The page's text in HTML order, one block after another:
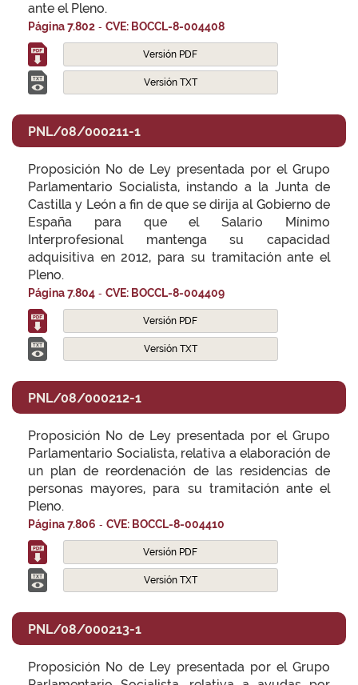
ante el Pleno.
Página 7.802 - CVE: BOCCL-8-004408
Versión PDF
Versión TXT
PNL/08/000211-1
Proposición No de Ley presentada por el Grupo
Parlamentario Socialista, instando a la Junta de
Castilla y León a fin de que se dirija al Gobierno de
España para que el Salario Mínimo
Interprofesional mantenga su capacidad
adquisitiva en 2012, para su tramitación ante el
Pleno.
Página 7.804 - CVE: BOCCL-8-004409
Versión PDF
Versión TXT
PNL/08/000212-1
Proposición No de Ley presentada por el Grupo
Parlamentario Socialista, relativa a elaboración de
un plan de reordenación de las residencias de
personas mayores, para su tramitación ante el
Pleno.
Página 7.806 - CVE: BOCCL-8-004410
Versión PDF
Versión TXT
PNL/08/000213-1
Proposición No de Ley presentada por el Grupo